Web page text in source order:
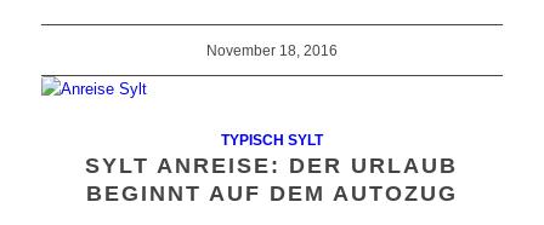
November 18, 2016
TYPISCH SYLT
SYLT ANREISE: DER URLAUB
BEGINNT AUF DEM AUTOZUG